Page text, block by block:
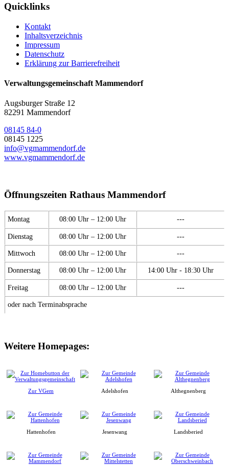
Quicklinks
Kontakt
Inhaltsverzeichnis
Impressum
Datenschutz
Erklärung zur Barrierefreiheit
Verwaltungsgemeinschaft Mammendorf
Augsburger Straße 12
82291 Mammendorf
08145 84-0
08145 1225
info@vgmammendorf.de
www.vgmammendorf.de
Öffnungszeiten Rathaus Mammendorf
Montag 08:00 Uhr – 12:00 Uhr ---
Dienstag 08:00 Uhr – 12:00 Uhr ---
Mittwoch 08:00 Uhr – 12:00 Uhr ---
Donnerstag 08:00 Uhr – 12:00 Uhr 14:00 Uhr - 18:30 Uhr
Freitag 08:00 Uhr – 12:00 Uhr ---
oder nach Terminabsprache
Weitere Homepages:
Zur VGem Adelshofen Althegnenberg
Hattenhofen Jesenwang Landsberied